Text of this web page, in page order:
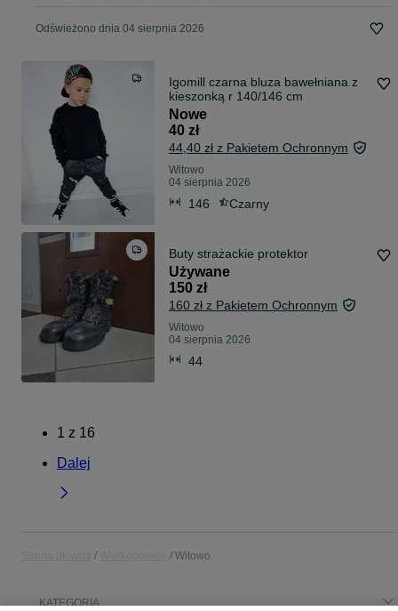
Odświeżono dnia 04 sierpnia 2026
Igomill czarna bluza bawełniana z
kieszonką r 140/146 cm
Nowe
40 zł
44,40 zł z Pakietem Ochronnym
Witowo
04 sierpnia 2026
146 Czarny
Buty strażackie protektor
Używane
150 zł
160 zł z Pakietem Ochronnym
Witowo
04 sierpnia 2026
44
1 z 16
Dalej
Witowo
KATEGORIA